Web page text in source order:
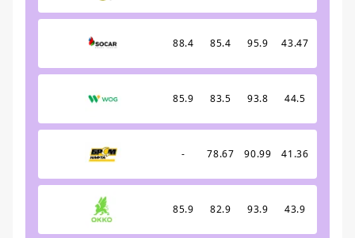
88.4 85.4 95.9 43.47
85.9 83.5 93.8 44.5
- 78.67 90.99 41.36
85.9 82.9 93.9 43.9